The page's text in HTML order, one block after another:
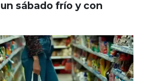
sábado frío y con